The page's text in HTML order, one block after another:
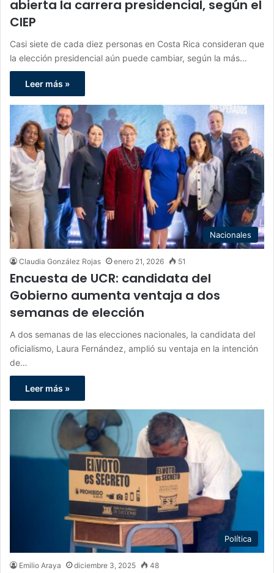
abierta la carrera presidencial, según el
CIEP
Casi siete de cada diez personas en Costa Rica consideran que
la elección presidencial aún puede cambiar, según la más…
Leer más »
Nacionales
Claudia González Rojas enero 21, 2026 51
Encuesta de UCR: candidata del
Gobierno aumenta ventaja a dos
semanas de elección
A dos semanas de las elecciones nacionales, la candidata del
oficialismo, Laura Fernández, amplió su ventaja en la intención
de…
Leer más »
Política
Emilio Araya diciembre 3, 2025 48